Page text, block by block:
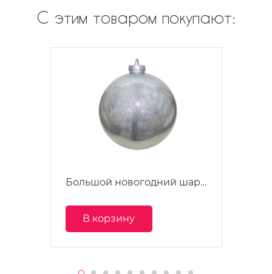
С этим товаром покупают:
Большой новогодний шар…
В корзину